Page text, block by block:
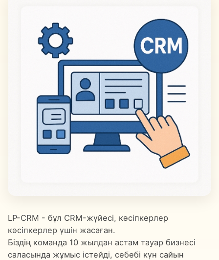
LP-CRM - бұл CRM-жүйесі, кәсіпкерлер
кәсіпкерлер үшін жасаған.
Біздің команда 10 жылдан астам тауар бизнесі
саласында жұмыс істейді, себебі күн сайын